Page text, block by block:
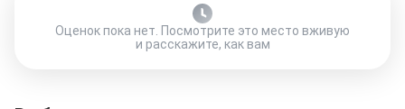
Оценок пока нет. Посмотрите это место вживую
и расскажите, как вам